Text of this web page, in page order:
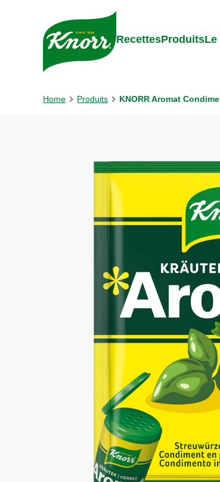
Skip to:
RecettesProduitsLe
Home Produits KNORR Aromat